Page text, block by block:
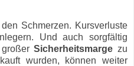
Schmerzen. Kursverluste
Und auch sorgfältig
großerSicherheitsmarge zu
wurden, können weiter